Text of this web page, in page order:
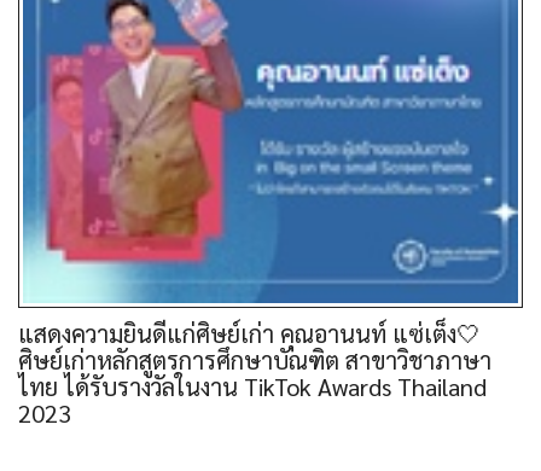
แสดงความยินดีแก่ศิษย์เก่า คุณอานนท์ แซ่เต็ง🤍
ศิษย์เก่าหลักสูตรการศึกษาบัณฑิต สาขาวิชาภาษา
ไทย ได้รับรางวัลในงาน TikTok Awards Thailand
2023